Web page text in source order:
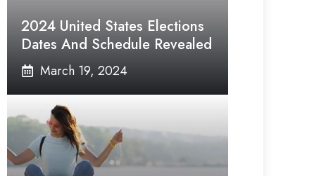
2024 United States Elections
Dates And Schedule Revealed
March 19, 2024